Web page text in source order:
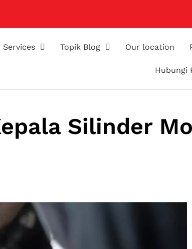
Services Topik Blog Our location
Hubungi
Silinder